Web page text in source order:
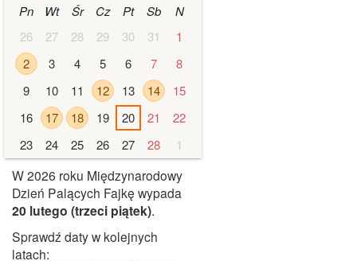
Pn Wt Śr Cz Pt Sb
N
26
27 28 29 30 31
1
2
3 4 5 6 7
8
9
10 11 12 13 14
15
16
17 18 19 20 21
22
23
24 25 26 27 28 1
W 2026 roku Międzynarodowy
Dzień Palących Fajkę wypada
20 lutego (trzeci piątek).
Sprawdź daty w kolejnych
latach: